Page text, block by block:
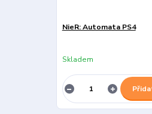
NieR: Automata PS4
Skladem